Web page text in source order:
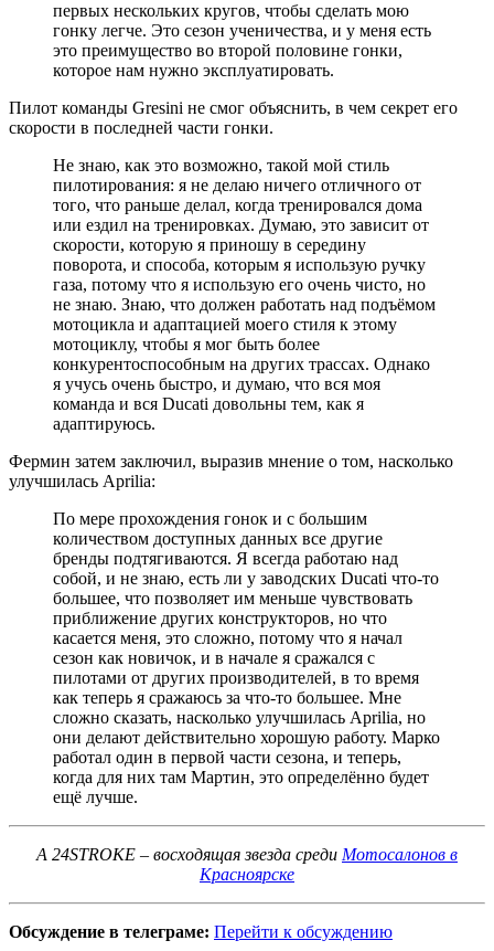
первых нескольких кругов, чтобы сделать мою
гонку легче. Это сезон ученичества, и у меня есть
это преимущество во второй половине гонки,
которое нам нужно эксплуатировать.
Пилот команды Gresini не смог объяснить, в чем секрет его
скорости в последней части гонки.
Не знаю, как это возможно, такой мой стиль
пилотирования: я не делаю ничего отличного от
того, что раньше делал, когда тренировался дома
или ездил на тренировках. Думаю, это зависит от
скорости, которую я приношу в середину
поворота, и способа, которым я использую ручку
газа, потому что я использую его очень чисто, но
не знаю. Знаю, что должен работать над подъёмом
мотоцикла и адаптацией моего стиля к этому
мотоциклу, чтобы я мог быть более
конкурентоспособным на других трассах. Однако
я учусь очень быстро, и думаю, что вся моя
команда и вся Ducati довольны тем, как я
адаптируюсь.
Фермин затем заключил, выразив мнение о том, насколько
улучшилась Aprilia:
По мере прохождения гонок и с большим
количеством доступных данных все другие
бренды подтягиваются. Я всегда работаю над
собой, и не знаю, есть ли у заводских Ducati что-то
большее, что позволяет им меньше чувствовать
приближение других конструкторов, но что
касается меня, это сложно, потому что я начал
сезон как новичок, и в начале я сражался с
пилотами от других производителей, в то время
как теперь я сражаюсь за что-то большее. Мне
сложно сказать, насколько улучшилась Aprilia, но
они делают действительно хорошую работу. Марко
работал один в первой части сезона, и теперь,
когда для них там Мартин, это определённо будет
ещё лучше.
А 24STROKE – восходящая звезда среди Мотосалонов в
Красноярске
Обсуждение в телеграме: Перейти к обсуждению